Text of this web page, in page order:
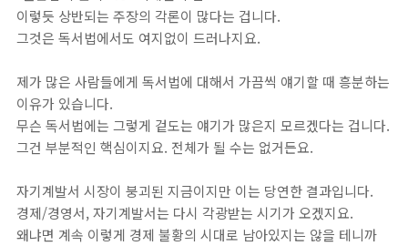
이렇듯 상반되는 주장의 각론이 많다는 겁니다.
그것은 독서법에서도 여지없이 드러나지요.
제가 많은 사람들에게 독서법에 대해서 가끔씩 얘기할 때 흥분하는
이유가 있습니다.
무슨 독서법에는 그렇게 겉도는 얘기가 많은지 모르겠다는 겁니다.
그건 부분적인 핵심이지요. 전체가 될 수는 없거든요.
자기계발서 시장이 붕괴된 지금이지만 이는 당연한 결과입니다.
경제/경영서, 자기계발서는 다시 각광받는 시기가 오겠지요.
왜냐면 계속 이렇게 경제 불황의 시대로 남아있지는 않을 테니까